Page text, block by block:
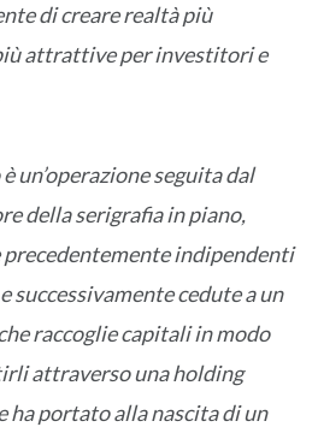
di creare realtà più
attrattive per investitori e
un’operazione seguita dal
della serigrafia in piano,
indipendenti
successivamente cedute a un
raccoglie capitali in modo
attraverso una holding
ha portato alla nascita di un